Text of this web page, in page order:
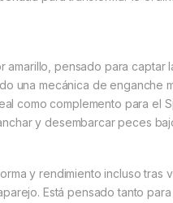
pensado para captar
una mecánica de enganche
como complemento para el
y desembarcar peces
y rendimiento incluso tras
Está pensado tanto